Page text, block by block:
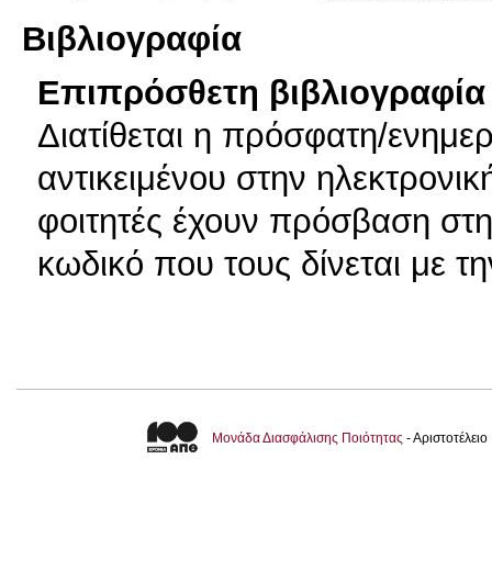
Βιβλιογραφία
Επιπρόσθετη βιβλιογραφία
Διατίθεται η πρόσφατη/
αντικειμένου στην
φοιτητές έχουν πρόσβαση
κωδικό που τους δίνεται με
Μονάδα Διασφάλισης Ποιότητας -